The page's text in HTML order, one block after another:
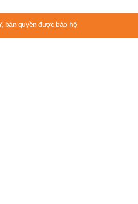
bản quyền được bảo hộ